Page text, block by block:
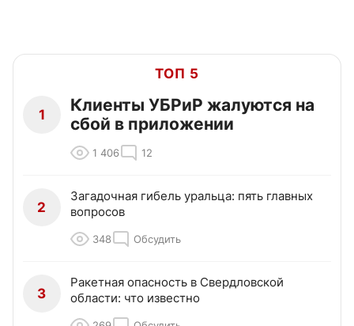
ТОП 5
1
Клиенты УБРиР жалуются на
сбой в приложении
1 406 12
2
Загадочная гибель уральца: пять главных
вопросов
348 Обсудить
3
Ракетная опасность в Свердловской
области: что известно